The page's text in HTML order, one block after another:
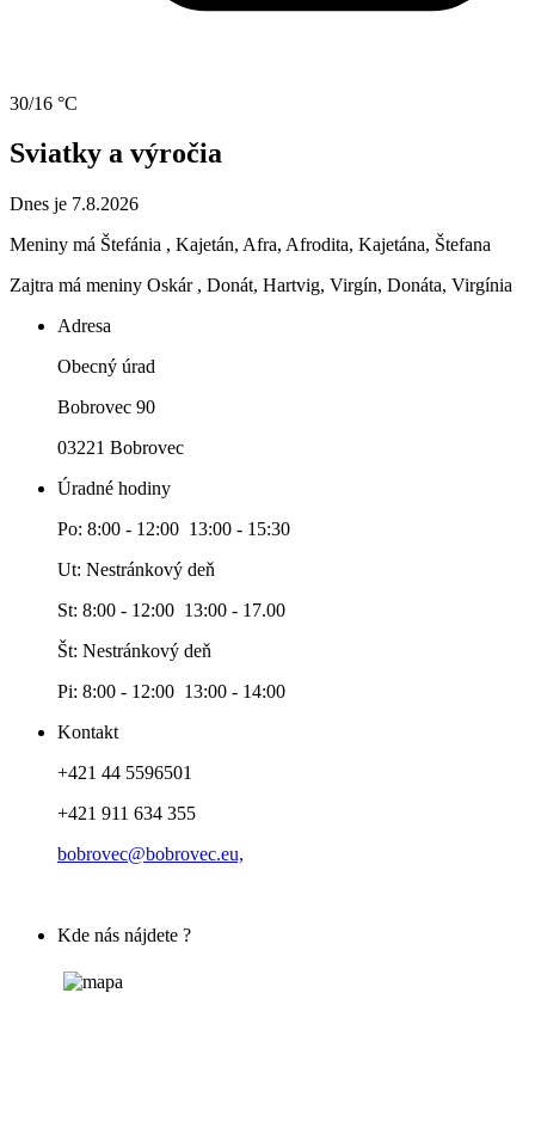
30/16 °C
Sviatky a výročia
Dnes je 7.8.2026
Meniny má Štefánia , Kajetán, Afra, Afrodita, Kajetána, Štefana
Zajtra má meniny Oskár , Donát, Hartvig, Virgín, Donáta, Virgínia
Adresa
Obecný úrad
Bobrovec 90
03221 Bobrovec
Úradné hodiny
Po: 8:00 - 12:00 13:00 - 15:30
Ut: Nestránkový deň
St: 8:00 - 12:00 13:00 - 17.00
Št: Nestránkový deň
Pi: 8:00 - 12:00 13:00 - 14:00
Kontakt
+421 44 5596501
+421 911 634 355
bobrovec@bobrovec.eu,
Kde nás nájdete ?